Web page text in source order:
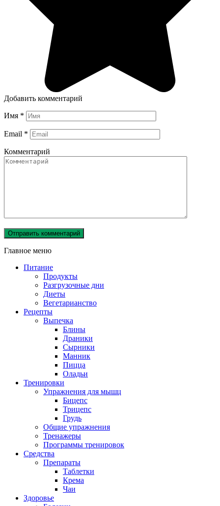
Добавить комментарий
Имя *
Email *
Комментарий
Главное меню
Питание
Продукты
Разгрузочные дни
Диеты
Вегетарианство
Рецепты
Выпечка
Блины
Драники
Сырники
Манник
Пицца
Оладьи
Тренировки
Упражнения для мышц
Бицепс
Трицепс
Грудь
Общие упражнения
Тренажеры
Программы тренировок
Средства
Препараты
Таблетки
Крема
Чаи
Здоровье